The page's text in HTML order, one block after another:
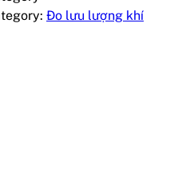
Đo lưu lượng khí